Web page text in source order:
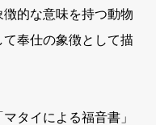
的な意味を持つ動物
奉仕の象徴として描
タイによる福音書」